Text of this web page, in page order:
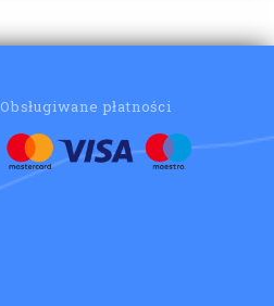
Obsługiwane płatności